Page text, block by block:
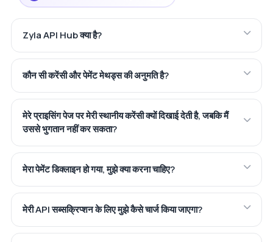
Zyla API Hub क्या है?
कौन सी करेंसी और पेमेंट मेथड्स की अनुमति है?
मेरे प्राइसिंग पेज पर मेरी स्थानीय करेंसी क्यों दिखाई देती है, जबकि मैं
उससे भुगतान नहीं कर सकता?
मेरा पेमेंट डिक्लाइन हो गया, मुझे क्या करना चाहिए?
मेरी API सब्सक्रिप्शन के लिए मुझे कैसे चार्ज किया जाएगा?